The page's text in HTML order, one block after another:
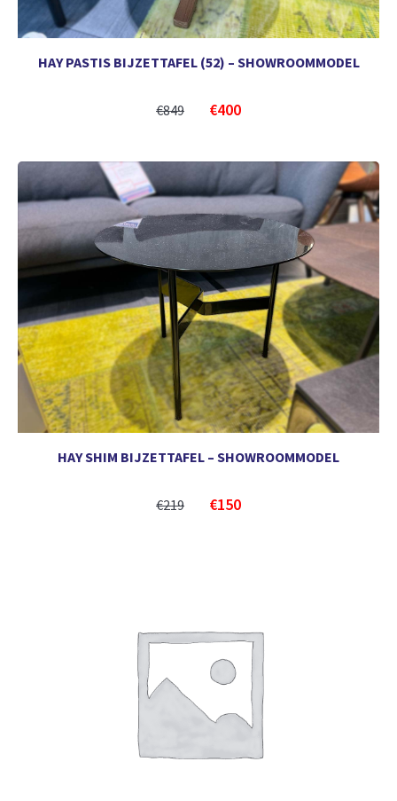
HAY PASTIS BIJZETTAFEL (52) – SHOWROOMMODEL
€849 €400
HAY SHIM BIJZETTAFEL – SHOWROOMMODEL
€219 €150